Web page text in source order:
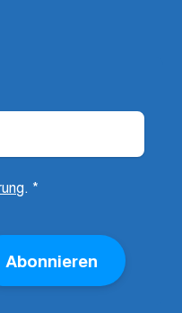
. *
Abonnieren